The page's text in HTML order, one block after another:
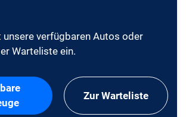
unsere verfügbaren Autos oder
Warteliste ein.
Zur Warteliste